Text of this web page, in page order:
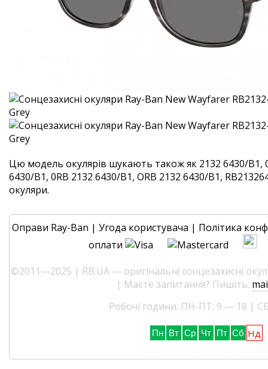
Цю модель окулярів шукають також як 2132 6430/B1,
6430/B1, 0RB 2132 6430/B1, ORB 2132 6430/B1,
окуляри.
Оправи Ray-Ban | Угода користувача | Політика
оплати
©2011—2025 | RB.UA — оригінальні сонцезахисні
| Маєте запитання? Пишіть:
Робочі години: ПН-ПТ: 9 — 18 |
Пн Вт Ср Чт Пт Сб Нд